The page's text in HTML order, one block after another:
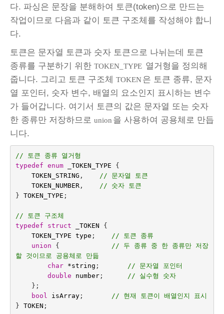
다. 파싱은 문장을 분해하여 토큰(token)으로 만드는
작업이므로 다음과 같이 토큰 구조체를 작성해야 합니
다.
토큰은 문자열 토큰과 숫자 토큰으로 나뉘는데 토큰
종류를 구분하기 위한 TOKEN_TYPE 열거형을 정의해
줍니다. 그리고 토큰 구조체 TOKEN은 토큰 종류, 문자
열 포인터, 숫자 변수, 배열의 요소인지 표시하는 변수
가 들어갑니다. 여기서 토큰의 값은 문자열 또는 숫자
한 종류만 저장하므로 union 을 사용하여 공용체로 만듭
니다.
// 토큰 종류 열거형
typedef enum _TOKEN_TYPE
{
TOKEN_STRING ,
// 문자열 토큰
TOKEN_NUMBER,
// 숫자 토큰
} TOKEN_TYPE ;
// 토큰 구조체
typedef
struct _TOKEN
{
TOKEN_TYPE type ;
// 토큰 종류
union
{
// 두 종류 중 한 종류만 저장
할 것이므로 공용체로 만듦
char
*string ;
// 문자열 포인터
double
number;
// 실수형 숫자
};
bool
isArray;
// 현재 토큰이 배열인지 표시
} TOKEN ;